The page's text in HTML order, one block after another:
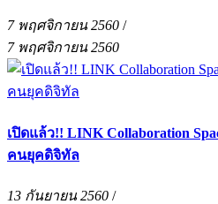
7 พฤศจิกายน 2560 /
7 พฤศจิกายน 2560
เปิดแล้ว!! LINK Collaboration
คนยุคดิจิทัล
13 กันยายน 2560 /